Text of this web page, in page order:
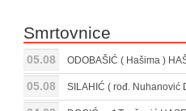
Smrtovnice
05.08 ODOBAŠIĆ ( Hašima )
05.08 SILAHIĆ ( rođ. Nuhanović